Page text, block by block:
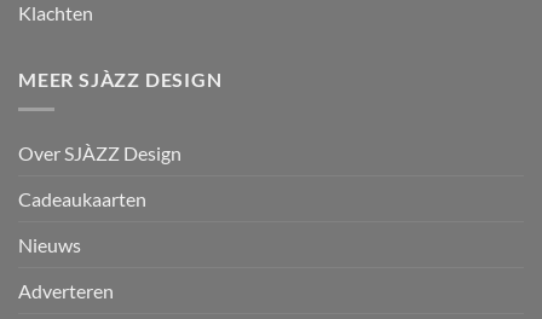
Klachten
MEER SJÀZZ DESIGN
Over SJÀZZ Design
Cadeaukaarten
Nieuws
Adverteren